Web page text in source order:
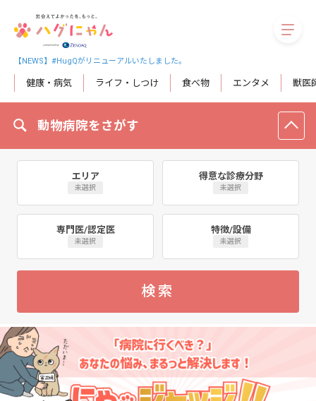
【NEWS】#HugQがリニューアルいたしました。
健康・病気 ライフ・しつけ 食べ物 エンタメ 獣医
動物病院をさがす
エリア
未選択
得意な診療分野
未選択
専門医/認定医
未選択
特徴/設備
未選択
検索